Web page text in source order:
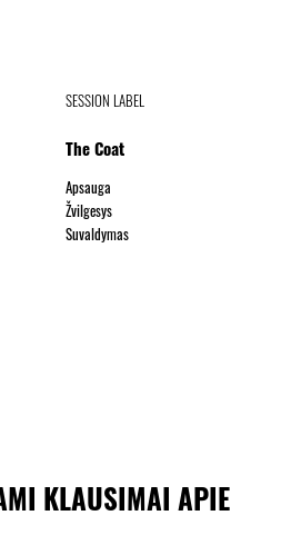
SESSION LABEL
The Coat
Apsauga
Žvilgesys
Suvaldymas
KLAUSIMAI APIE